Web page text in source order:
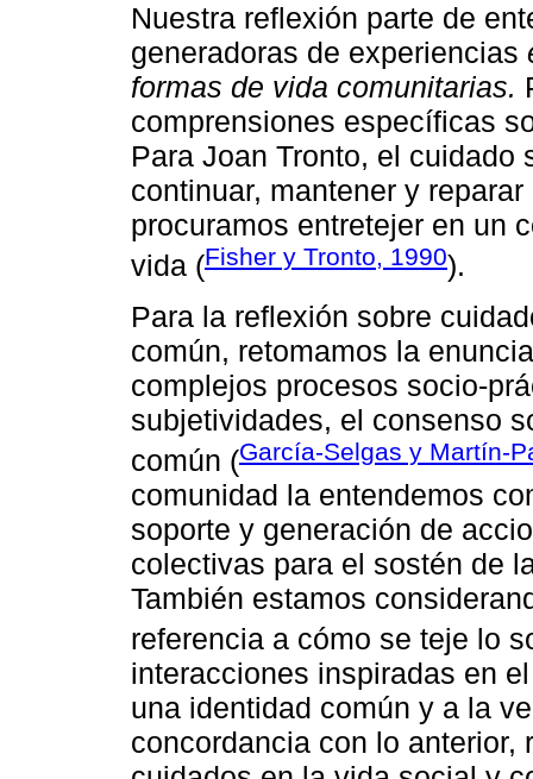
Nuestra reflexión parte de
generadoras de experiencias
formas de vida comunitarias.
comprensiones específicas
Para Joan Tronto, el cuidado
continuar, mantener y
procuramos entretejer en un
vida (Fisher y Tronto, 1990).
Para la reflexión sobre
común, retomamos la
complejos procesos socio-
subjetividades, el consenso
común (García-Selgas y Martín-
comunidad la entendemos
soporte y generación de
colectivas para el sostén de
También estamos
referencia a cómo se teje lo
interacciones inspiradas en
una identidad común y a la
concordancia con lo